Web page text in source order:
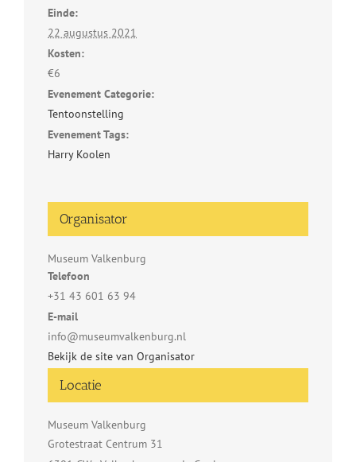
Einde:
22 augustus 2021
Kosten:
€6
Evenement Categorie:
Tentoonstelling
Evenement Tags:
Harry Koolen
Locatie
Museum Valkenburg
Grotestraat Centrum 31
Organisator
Museum Valkenburg
Telefoon
+31 43 601 63 94
E-mail
info@museumvalkenburg.nl
Bekijk de site van Organisator